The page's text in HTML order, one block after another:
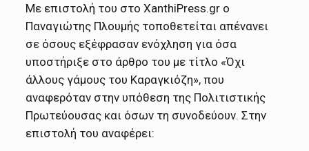
Με επιστολή του στο XanthiPress.gr ο
Παναγιώτης Πλουμής τοποθετείται απένανει
σε όσους εξέφρασαν ενόχληση για όσα
υποστήριξε στο άρθρο του με τίτλο «Όχι
άλλους γάμους του Καραγκιόζη», που
αναφερόταν στην υπόθεση της Πολιτιστικής
Πρωτεύουσας και όσων τη συνοδεύουν. Στην
επιστολή του αναφέρει: